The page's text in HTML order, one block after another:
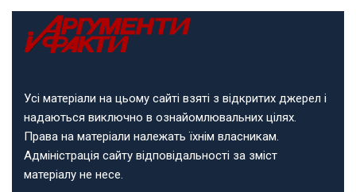
Усі матеріали на цьому сайті взяті з відкритих джерел і
надаються виключно в ознайомлювальних цілях.
Права на матеріали належать їхнім власникам.
Адміністрація сайту відповідальності за зміст
матеріалу не несе.